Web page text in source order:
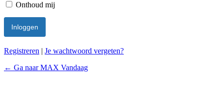
Onthoud mij
Registreren | Je wachtwoord vergeten?
← Ga naar MAX Vandaag